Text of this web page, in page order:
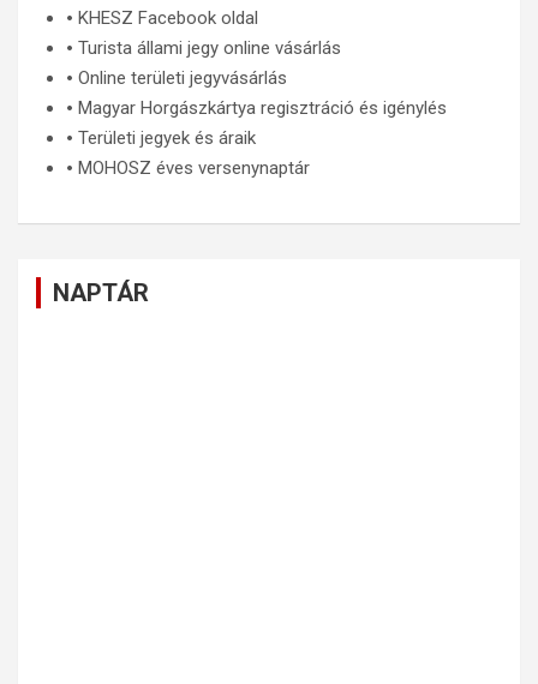
🞄 KHESZ Facebook oldal
🞄 Turista állami jegy online vásárlás
🞄 Online területi jegyvásárlás
🞄 Magyar Horgászkártya regisztráció és igénylés
🞄 Területi jegyek és áraik
🞄 MOHOSZ éves versenynaptár
NAPTÁR